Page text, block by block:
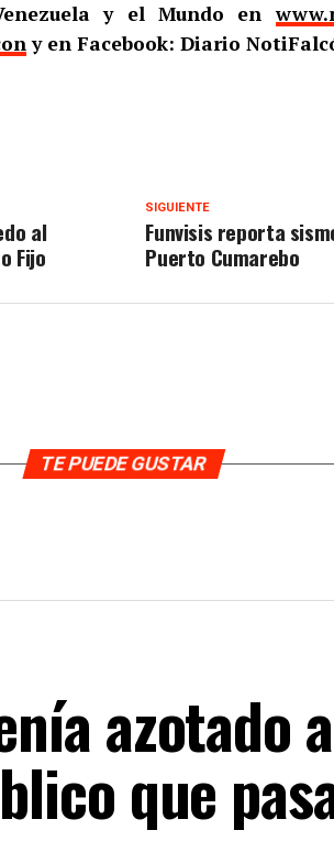
y el Mundo en
y en Facebook: Diario
SIGUIENTE
Funvisis reporta
Puerto Cumarebo
al
Fijo
TE PUEDE GUSTAR
azotado
que